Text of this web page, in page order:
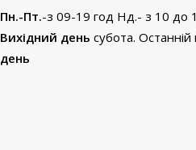
Пн.-Пт.-з 09-19 год Нд.- з 10 до
Вихідний день субота. Останній
день